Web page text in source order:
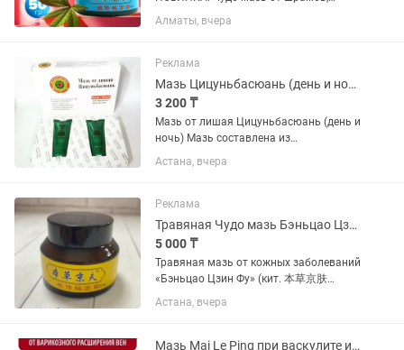
рубцов,растяжек и других дефектов
рубцы • После хирургических...
Алматы, вчера
Реклама
Мазь Цицуньбасюань (день и ночь) от лишая, псориаза, экземы и т. Д
3 200 ₸
Мазь от лишая Цицуньбасюань (день и
ночь) Мазь составлена из
компонентов, препятствующих
аллергии. По некоторым позициям и
пероральные средства, не имеет
побочных...
Астана, вчера
Реклама
Травяная Чудо мазь Бэньцао Цзин Фу (50 гр)
5 000 ₸
Травяная мазь от кожных заболеваний
«Бэньцао Цзин Фу» (кит. 本草京肤
Bencao Jing Fu) Применяется при
дерматите, псориазе, экземе,
от укусов комаров, прыщей,...
Астана, вчера
Мазь Mai Le Ping при васкулите и варикозном расширении вен.